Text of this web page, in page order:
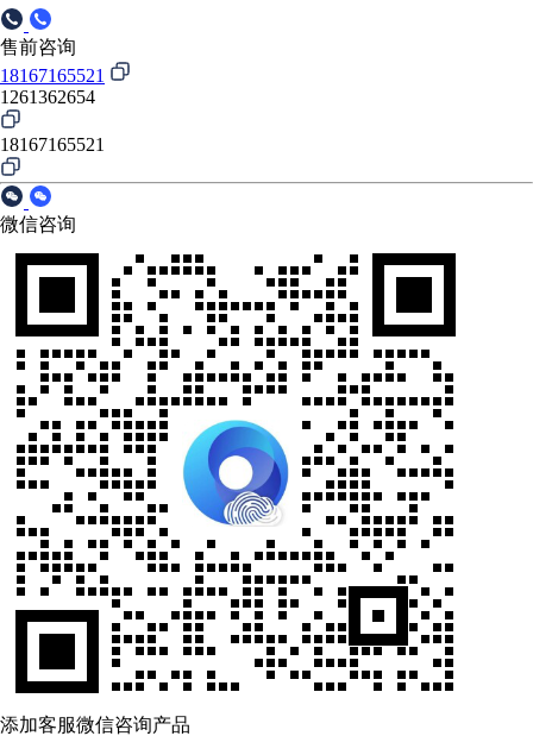
售前咨询
18167165521
1261362654
18167165521
微信咨询
添加客服微信咨询产品